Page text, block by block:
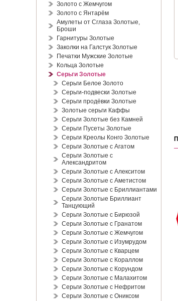
Золото с Жемчугом
Золото с Янтарём
Амулеты от Сглаза Золотые,
Броши
Гарнитуры Золотые
Заколки на Галстук Золотые
Печатки Мужские Золотые
Кольца Золотые
Серьги Золотые
Серьги Белое Золото
Серьги-подвески Золотые
Серьги продёвки Золотые
Золотые серьги Каффы
Серьги Золотые без Камней
Серьги Пусеты Золотые
Серьги Креолы Конго Золотые
Серьги Золотые с Агатом
Серьги Золотые с
Александритом
Серьги Золотые с Алекситом
Серьги Золотые с Аметистом
Серьги Золотые с Бриллиантами
Серьги Золотые Бриллиант
Танцующий
Серьги Золотые с Бирюзой
Серьги Золотые с Гранатом
Серьги Золотые с Жемчугом
Серьги Золотые с Изумрудом
Серьги Золотые с Кварцем
Серьги Золотые с Кораллом
Серьги Золотые с Корундом
Серьги Золотые с Малахитом
Серьги Золотые с Нефритом
Серьги Золотые с Ониксом
из серебра 925
Браслет на ногу Русское
золото 5...
895,00 €